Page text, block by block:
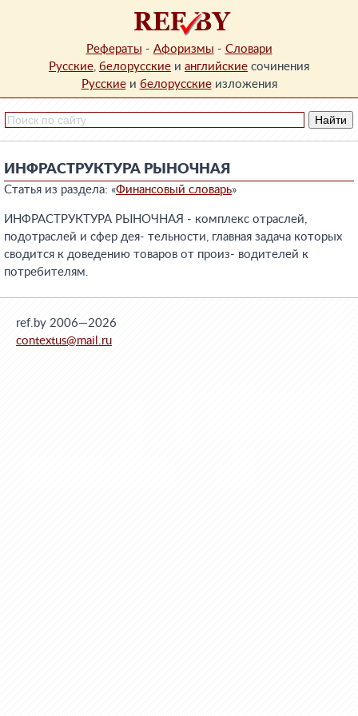
Рефераты - Афоризмы - Словари
Русские, белорусские и английские сочинения
Русскиеи белорусскиеизложения
ИНФРАСТРУКТУРА РЫНОЧНАЯ
Статья из раздела: «Финансовый словарь»
ИНФРАСТРУКТУРА РЫНОЧНАЯ - комплекс отраслей,
подотраслей и сфер дея- тельности, главная задача которых
сводится к доведению товаров от произ- водителей к
потребителям.
ref.by 2006—2026
contextus@mail.ru